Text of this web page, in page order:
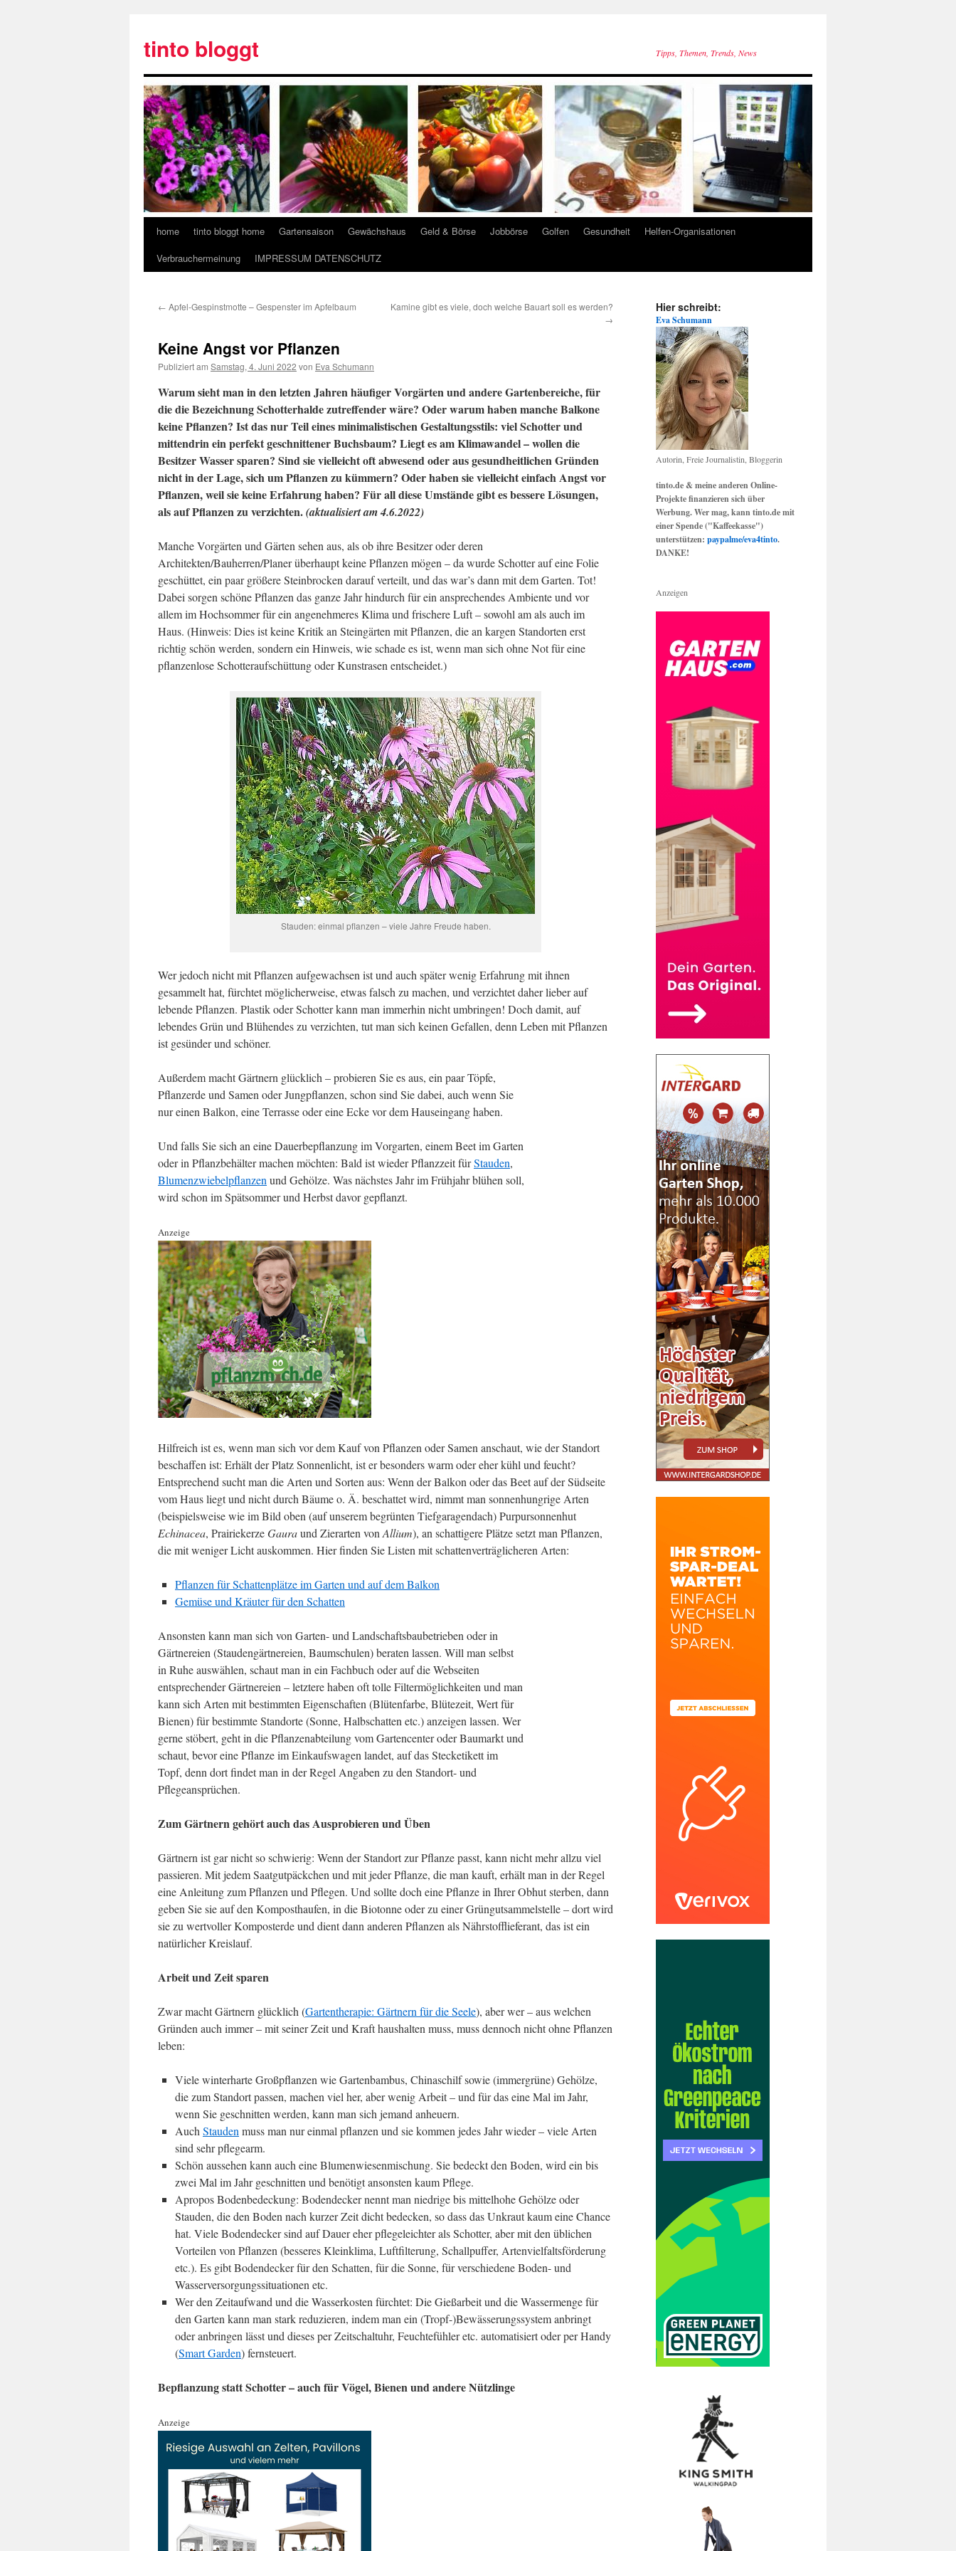
tinto bloggt Tipps, Themen, Trends, News
home tinto bloggt home Gartensaison Gewächshaus Geld & Börse Jobbörse Golfen Gesundheit
Helfen-Organisationen
Verbrauchermeinung
IMPRESSUM DATENSCHUTZ
← Apfel-Gespinstmotte – Gespenster im Apfelbaum
Kamine gibt es viele, doch welche Bauart soll es werden?
→
Keine Angst vor Pflanzen
Publiziert am Samstag, 4. Juni 2022 von Eva Schumann
Warum sieht man in den letzten Jahren häufiger Vorgärten und andere Gartenbereiche, für
die die Bezeichnung Schotterhalde zutreffender wäre? Oder warum haben manche Balkone
keine Pflanzen? Ist das nur Teil eines minimalistischen Gestaltungsstils: viel Schotter und
mittendrin ein perfekt geschnittener Buchsbaum? Liegt es am Klimawandel – wollen die
Besitzer Wasser sparen? Sind sie vielleicht oft abwesend oder aus gesundheitlichen Gründen
nicht in der Lage, sich um Pflanzen zu kümmern? Oder haben sie vielleicht einfach Angst vor
Pflanzen, weil sie keine Erfahrung haben? Für all diese Umstände gibt es bessere Lösungen,
als auf Pflanzen zu verzichten.(aktualisiert am 4.6.2022)
Manche Vorgärten und Gärten sehen aus, als ob ihre Besitzer oder deren
Architekten/Bauherren/Planer überhaupt keine Pflanzen mögen – da wurde Schotter auf eine Folie
geschüttet, ein paar größere Steinbrocken darauf verteilt, und das war’s dann mit dem Garten. Tot!
Dabei sorgen schöne Pflanzen das ganze Jahr hindurch für ein ansprechendes Ambiente und vor
allem im Hochsommer für ein angenehmeres Klima und frischere Luft – sowohl am als auch im
Haus. (Hinweis: Dies ist keine Kritik an Steingärten mit Pflanzen, die an kargen Standorten erst
richtig schön werden, sondern ein Hinweis, wie schade es ist, wenn man sich ohne Not für eine
pflanzenlose Schotteraufschüttung oder Kunstrasen entscheidet.)
Stauden: einmal pflanzen – viele Jahre Freude haben.
Wer jedoch nicht mit Pflanzen aufgewachsen ist und auch später wenig Erfahrung mit ihnen
gesammelt hat, fürchtet möglicherweise, etwas falsch zu machen, und verzichtet daher lieber auf
lebende Pflanzen. Plastik oder Schotter kann man immerhin nicht umbringen! Doch damit, auf
lebendes Grün und Blühendes zu verzichten, tut man sich keinen Gefallen, denn Leben mit Pflanzen
ist gesünder und schöner.
Außerdem macht Gärtnern glücklich – probieren Sie es aus, ein paar Töpfe,
Pflanzerde und Samen oder Jungpflanzen, schon sind Sie dabei, auch wenn Sie
nur einen Balkon, eine Terrasse oder eine Ecke vor dem Hauseingang haben.
Und falls Sie sich an eine Dauerbepflanzung im Vorgarten, einem Beet im Garten
oder in Pflanzbehälter machen möchten: Bald ist wieder Pflanzzeit fürStauden,
Blumenzwiebelpflanzen und Gehölze. Was nächstes Jahr im Frühjahr blühen soll,
wird schon im Spätsommer und Herbst davor gepflanzt.
Anzeige
Hilfreich ist es, wenn man sich vor dem Kauf von Pflanzen oder Samen anschaut, wie der Standort
beschaffen ist: Erhält der Platz Sonnenlicht, ist er besonders warm oder eher kühl und feucht?
Entsprechend sucht man die Arten und Sorten aus: Wenn der Balkon oder das Beet auf der Südseite
vom Haus liegt und nicht durch Bäume o. Ä. beschattet wird, nimmt man sonnenhungrige Arten
(beispielsweise wie im Bild oben (auf unserem begrünten Tiefgaragendach) Purpursonnenhut
Echinacea, PrairiekerzeGauraund Zierarten von Allium), an schattigere Plätze setzt man Pflanzen,
die mit weniger Licht auskommen. Hier finden Sie Listen mit schattenverträglicheren Arten:
Pflanzen für Schattenplätze im Garten und auf dem Balkon
Gemüse und Kräuter für den Schatten
Ansonsten kann man sich von Garten- und Landschaftsbaubetrieben oder in
Gärtnereien (Staudengärtnereien, Baumschulen) beraten lassen. Will man selbst
in Ruhe auswählen, schaut man in ein Fachbuch oder auf die Webseiten
entsprechender Gärtnereien – letztere haben oft tolle Filtermöglichkeiten und man
kann sich Arten mit bestimmten Eigenschaften (Blütenfarbe, Blütezeit, Wert für
Bienen) für bestimmte Standorte (Sonne, Halbschatten etc.) anzeigen lassen. Wer
gerne stöbert, geht in die Pflanzenabteilung vom Gartencenter oder Baumarkt und
schaut, bevor eine Pflanze im Einkaufswagen landet, auf das Stecketikett im
Topf, denn dort findet man in der Regel Angaben zu den Standort- und
Pflegeansprüchen.
Zum Gärtnern gehört auch das Ausprobieren und Üben
Gärtnern ist gar nicht so schwierig: Wenn der Standort zur Pflanze passt, kann nicht mehr allzu viel
passieren. Mit jedem Saatgutpäckchen und mit jeder Pflanze, die man kauft, erhält man in der Regel
eine Anleitung zum Pflanzen und Pflegen. Und sollte doch eine Pflanze in Ihrer Obhut sterben, dann
geben Sie sie auf den Komposthaufen, in die Biotonne oder zu einer Grüngutsammelstelle – dort wird
sie zu wertvoller Komposterde und dient dann anderen Pflanzen als Nährstofflieferant, das ist ein
natürlicher Kreislauf.
Arbeit und Zeit sparen
Zwar macht Gärtnern glücklich (Gartentherapie: Gärtnern für die Seele), aber wer – aus welchen
Gründen auch immer – mit seiner Zeit und Kraft haushalten muss, muss dennoch nicht ohne Pflanzen
leben:
Viele winterharte Großpflanzen wie Gartenbambus, Chinaschilf sowie (immergrüne) Gehölze,
die zum Standort passen, machen viel her, aber wenig Arbeit – und für das eine Mal im Jahr,
wenn Sie geschnitten werden, kann man sich jemand anheuern.
Auch Stauden muss man nur einmal pflanzen und sie kommen jedes Jahr wieder – viele Arten
sind sehr pflegearm.
Schön aussehen kann auch eine Blumenwiesenmischung. Sie bedeckt den Boden, wird ein bis
zwei Mal im Jahr geschnitten und benötigt ansonsten kaum Pflege.
Apropos Bodenbedeckung: Bodendecker nennt man niedrige bis mittelhohe Gehölze oder
Stauden, die den Boden nach kurzer Zeit dicht bedecken, so dass das Unkraut kaum eine Chance
hat. Viele Bodendecker sind auf Dauer eher pflegeleichter als Schotter, aber mit den üblichen
Vorteilen von Pflanzen (besseres Kleinklima, Luftfilterung, Schallpuffer, Artenvielfaltsförderung
etc.). Es gibt Bodendecker für den Schatten, für die Sonne, für verschiedene Boden- und
Wasserversorgungssituationen etc.
Wer den Zeitaufwand und die Wasserkosten fürchtet: Die Gießarbeit und die Wassermenge für
den Garten kann man stark reduzieren, indem man ein (Tropf-)Bewässerungssystem anbringt
oder anbringen lässt und dieses per Zeitschaltuhr, Feuchtefühler etc. automatisiert oder per Handy
(Smart Garden) fernsteuert.
Bepflanzung statt Schotter – auch für Vögel, Bienen und andere Nützlinge
Anzeige
Hier schreibt:
Eva Schumann
Autorin, Freie Journalistin, Bloggerin
tinto.de & meine anderen Online-
Projekte finanzieren sich über
Werbung. Wer mag, kann tinto.de mit
einer Spende ("Kaffeekasse")
unterstützen: paypalme/eva4tinto.
DANKE!
Anzeigen